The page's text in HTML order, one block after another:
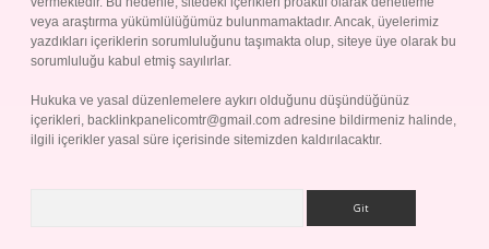
veya araştırma yükümlülüğümüz bulunmamaktadır. Ancak, üyelerimiz
yazdıkları içeriklerin sorumluluğunu taşımakta olup, siteye üye olarak bu
sorumluluğu kabul etmiş sayılırlar.
Hukuka ve yasal düzenlemelere aykırı olduğunu düşündüğünüz
içerikleri, backlinkpanelicomtr@gmail.com adresine bildirmeniz halinde,
ilgili içerikler yasal süre içerisinde sitemizden kaldırılacaktır.